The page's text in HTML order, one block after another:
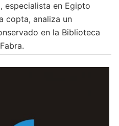
especialista en Egipto
copta, analiza un
en la Biblioteca